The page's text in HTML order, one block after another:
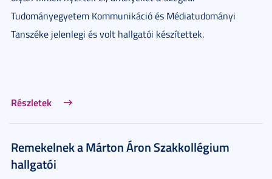
Tudományegyetem Kommunikáció és Médiatudományi
Tanszéke jelenlegi és volt hallgatói készítettek.
Részletek
Remekelnek a Márton Áron Szakkollégium
hallgatói